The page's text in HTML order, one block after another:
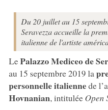
Du 20 juillet au 15
Seravezza accueille la
italienne de l'artiste
LePalazzo Mediceo de
au 15 septembre 2019 la
personnelle italiennede
Hovnanian, intitulée Open